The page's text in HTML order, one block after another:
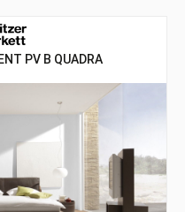
PV B QUADRA